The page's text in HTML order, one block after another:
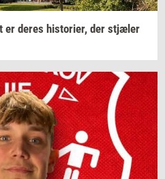
er deres hi­sto­ri­er, der stjæ­ler